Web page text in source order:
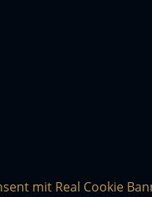
mit Real Cookie